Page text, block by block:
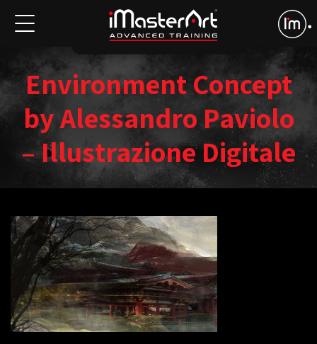
Environment Concept
by Alessandro Paviolo
– Illustrazione Digitale